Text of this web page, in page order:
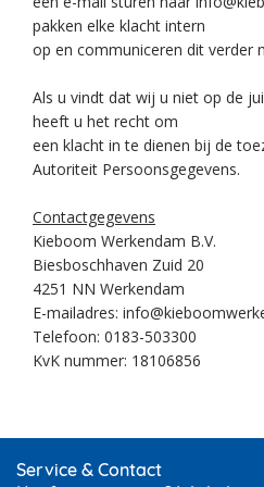
pakken elke klacht intern
op en communiceren dit verder
Als u vindt dat wij u niet op de
heeft u het recht om
een klacht in te dienen bij de
Autoriteit Persoonsgegevens.
Contactgegevens
Kieboom Werkendam B.V.
Biesboschhaven Zuid 20
4251 NN Werkendam
E-mailadres:
Telefoon: 0183-503300
KvK nummer: 18106856
Service & Contact